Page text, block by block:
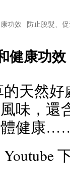
功效 防止脫髮、
健康功
天然
味，還
體健康